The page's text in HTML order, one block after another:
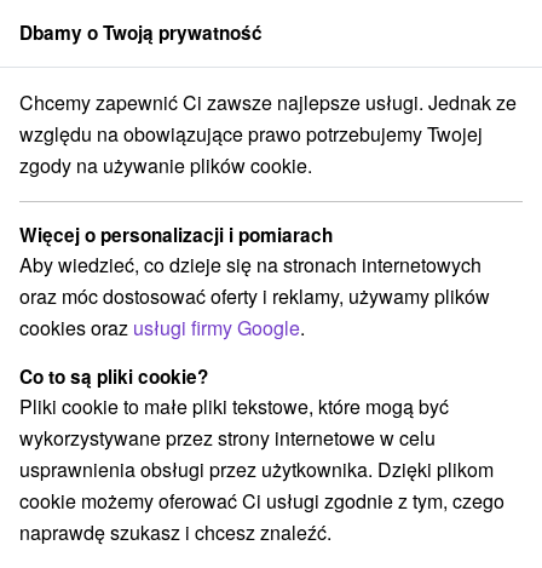
członek grupySorger
Specjalne oferty na Słowacji Bony wakacyjne na Słowacji Saris
Bony wakacyjne na Słowacji Saris
Kategorie
Wszystkie kategorie
Pobyty z rabatem(3)
Wellness pobyty(3) Wyjazdy weekendowe
Pobyty dla seniorów (1)
Wybierz lokalizację lub datę
Najlepiej sprzedające
Dbamy o Twoją prywatność
Chcemy zapewnić Ci zawsze najlepsze usługi. Jednak ze
względu na obowiązujące prawo potrzebujemy Twojej
zgody na używanie plików cookie.
Więcej o personalizacji i pomiarach
Aby wiedzieć, co dzieje się na stronach internetowych
oraz móc dostosować oferty i reklamy, używamy plików
cookies oraz usługi firmy Google.
Co to są pliki cookie?
Pliki cookie to małe pliki tekstowe, które mogą być
wykorzystywane przez strony internetowe w celu
usprawnienia obsługi przez użytkownika. Dzięki plikom
cookie możemy oferować Ci usługi zgodnie z tym, czego
naprawdę szukasz i chcesz znaleźć.